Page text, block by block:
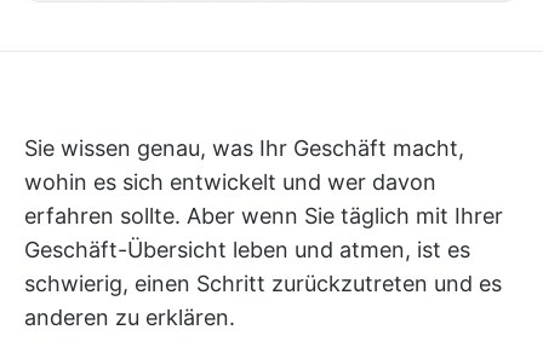
Sie wissen genau, was Ihr Geschäft macht,
wohin es sich entwickelt und wer davon
erfahren sollte. Aber wenn Sie täglich mit Ihrer
Geschäft-Übersicht leben und atmen, ist es
schwierig, einen Schritt zurückzutreten und es
anderen zu erklären.